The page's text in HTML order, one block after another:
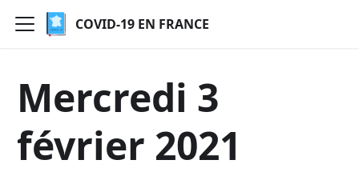
COVID-19 EN FRANCE
Mercredi 3
février 2021